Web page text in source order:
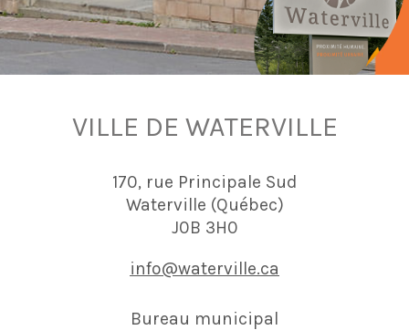
VILLE DE WATERVILLE
170, rue Principale Sud
Waterville (Québec)
J0B 3H0
info@waterville.ca
Bureau municipal